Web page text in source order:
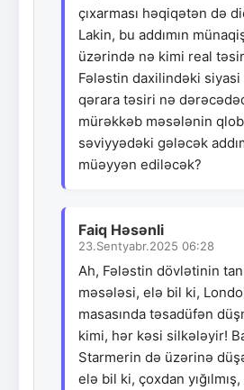
çıxarması həqiqətən də
Lakin, bu addımın
üzərində nə kimi real
Fələstin daxilindəki
qərara təsiri nə
mürəkkəb məsələnin
səviyyədəki gələcək
müəyyən ediləcək?
Faiq Həsənli
23.Sentyabr.2025 06:28
Ah, Fələstin dövlətinin
məsələsi, elə bil ki,
masasında təsadüfən
kimi, hər kəsi silkələyir!
Starmerin də üzərinə
elə bil ki, çoxdan